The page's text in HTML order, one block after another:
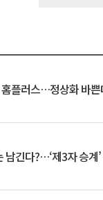
플러스…정상화 바쁜
남긴다?…‘제3자 승